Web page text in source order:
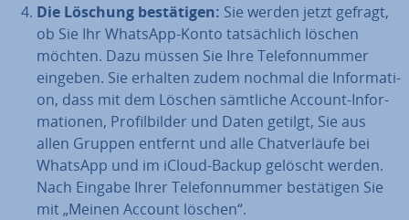
Die Löschung be­stä­ti­gen: Sie werden jetzt gefragt,
ob Sie Ihr WhatsApp-Konto tat­säch­lich löschen
möchten. Dazu müssen Sie Ihre Te­le­fon­num­mer
eingeben. Sie erhalten zudem nochmal die In­for­ma­ti­
on, dass mit dem Löschen sämtliche Account-In­for­
ma­tio­nen, Pro­fil­bil­der und Daten getilgt, Sie aus
allen Gruppen entfernt und alle Chat­ver­läu­fe bei
WhatsApp und im iCloud-Backup gelöscht werden.
Nach Eingabe Ihrer Te­le­fon­num­mer be­stä­ti­gen Sie
mit „Meinen Account löschen“.